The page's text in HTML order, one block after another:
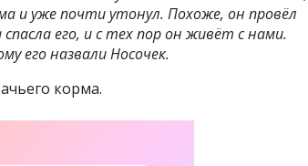
и уже почти утонул. Похоже, он провёл
его, и с тех пор он живёт с нами.
его назвали Носочек.
корма.